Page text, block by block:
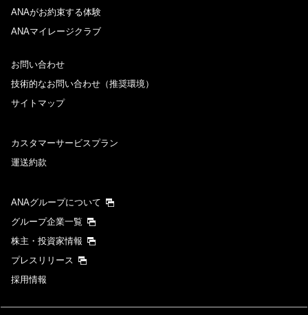
ANAがお約束する体験
ANAマイレージクラブ
お問い合わせ
技術的なお問い合わせ（推奨環境）
サイトマップ
カスタマーサービスプラン
運送約款
ANAグループについて
グループ企業一覧
株主・投資家情報
プレスリリース
採用情報